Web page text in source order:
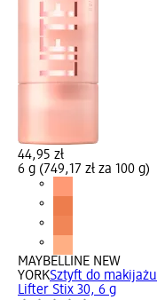
44,95 zł
6 g (749,17 zł za 100 g)
MAYBELLINE NEW
YORKSztyft do makijażu
Lifter Stix 30, 6 g